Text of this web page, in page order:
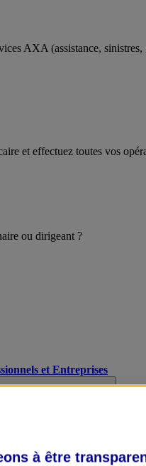
AXA (assistance,
et effectuez toutes vos
ou dirigeant ?
et Entreprises
à être